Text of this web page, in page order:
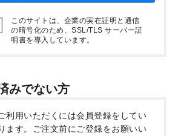
このサイトは、企業の実在証明と通信
の暗号化のため、SSL/TLS サーバー証
明書を導入しています。
みでない方
利用いただくには会員登録をしてい
ます。
ご注文前にご登録をお願いい